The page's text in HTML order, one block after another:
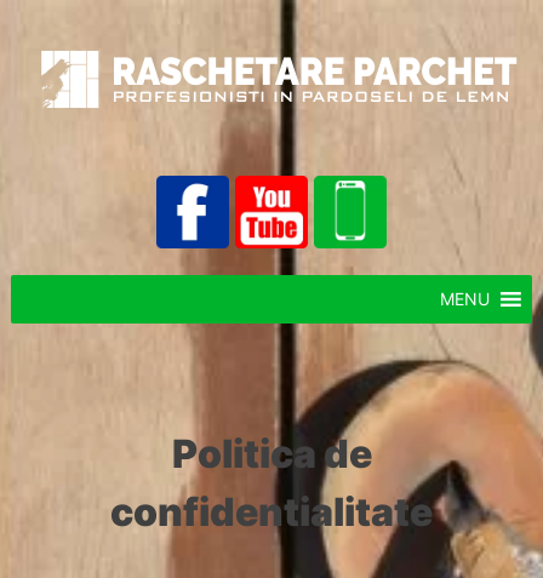
MENU
Politica de
confidentialitate